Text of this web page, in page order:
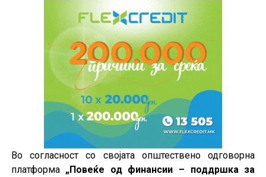
Во согласност со својата општествено одговорна
платформа „Повеќе од финансии – поддршка за